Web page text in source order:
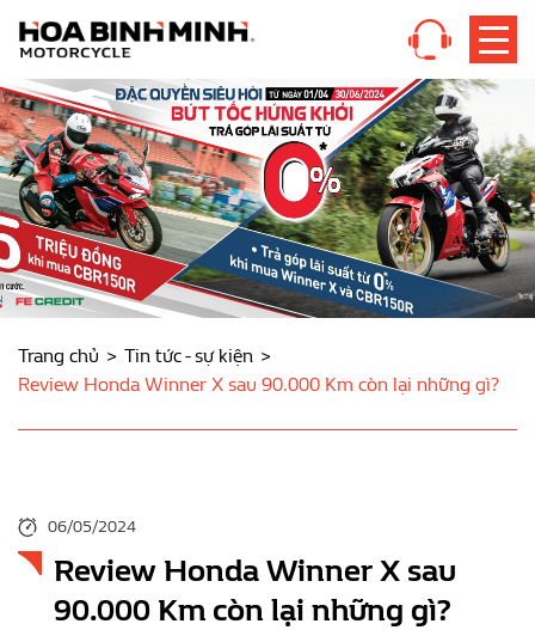
Trang chủ
Tin tức - sự kiện
Review Honda Winner X sau 90.000 Km còn lại những gì?
06/05/2024
Review Honda Winner X sau
90.000 Km còn lại những gì?